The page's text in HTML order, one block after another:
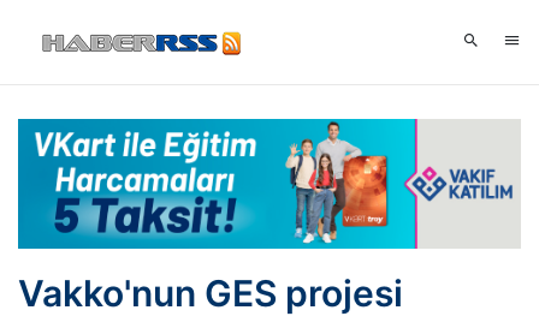
Vakko'nun GES projesi